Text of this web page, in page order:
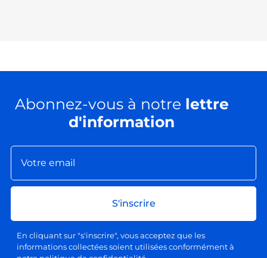
Abonnez-vous à notre lettre
d'information
S'inscrire
En cliquant sur "s'inscrire", vous acceptez que les
informations collectées soient utilisées conformément à